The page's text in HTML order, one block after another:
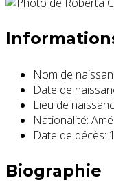
Nom de
Date de
Lieu de
Nationalité:
Date de décès:
Biographie